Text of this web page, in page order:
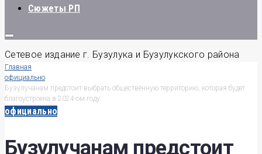
Сюжеты РП
Сетевое издание г. Бузулука и Бузулукского района
Главная
официально
Бузулучанам предстоит выбрать общественную территорию, которая будет
благоустроена в 2024-ом году.
официально
Бузулучанам предстоит